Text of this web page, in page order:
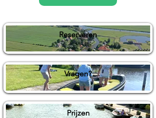
Reserveren
Vragen?
Prijzen